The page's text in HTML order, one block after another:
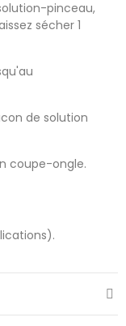
pinceau,
sécher 1
de solution
coupe-ongle.